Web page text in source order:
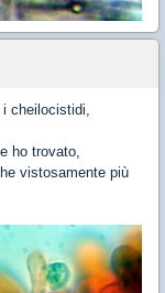
cheilocistidi,
ho trovato,
vistosamente più